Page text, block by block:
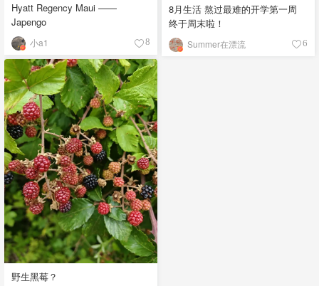
Hyatt Regency Maui ——
Japengo
小a1 8
8月生活 熬过最难的开学第一周
终于周末啦！
Summer在漂流 6
野生黑莓？